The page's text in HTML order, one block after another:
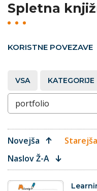
Spletna
KORISTNE POVEZAVE
VSA KATEGORIJE
Vnesite ključne besede
Novejša Starejša
Naslov Ž-A